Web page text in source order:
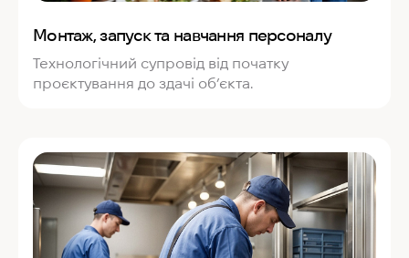
Монтаж, запуск та навчання персоналу
Технологічний супровід від початку
проєктування до здачі об’єкта.